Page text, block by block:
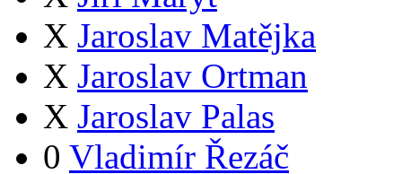
X Jaroslav Matějka
X Jaroslav Ortman
X Jaroslav Palas
0 Vladimír Řezáč